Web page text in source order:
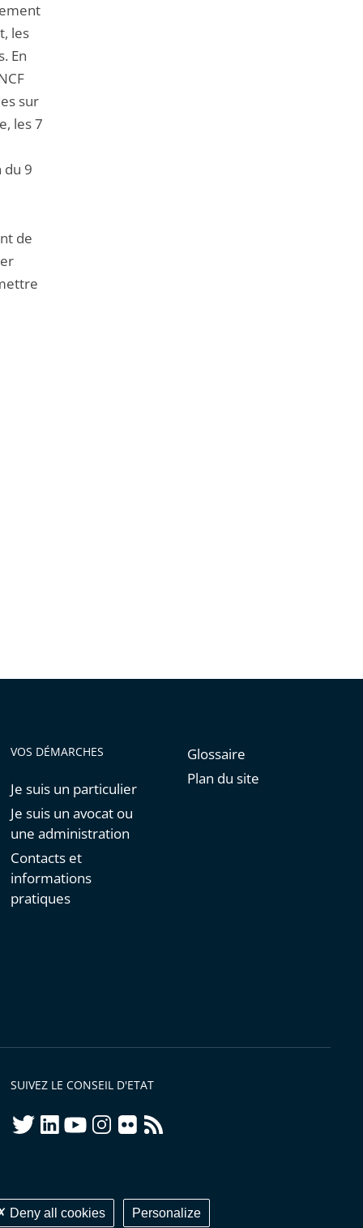
Deny all cookies Personalize
les
En
sur
les 7
du 9
de
VOS DÉMARCHES
Je suis un particulier
Je suis un avocat ou
une administration
Contacts et
informations
pratiques
Glossaire
Plan du site
SUIVEZ LE CONSEIL D'ETAT
twitterlinkedInyoutubeinstagram
flickrrss
conforme